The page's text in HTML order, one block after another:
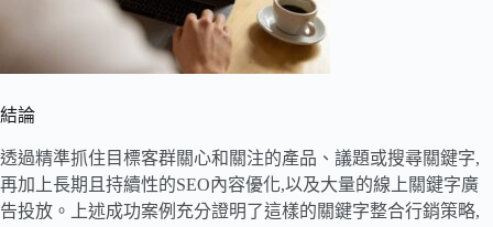
結論
透過精準抓住目標客群關心和關注的產品、議題或搜尋關鍵字,
再加上長期且持續性的SEO內容優化,以及大量的線上關鍵字廣
告投放。上述成功案例充分證明了這樣的關鍵字整合行銷策略,